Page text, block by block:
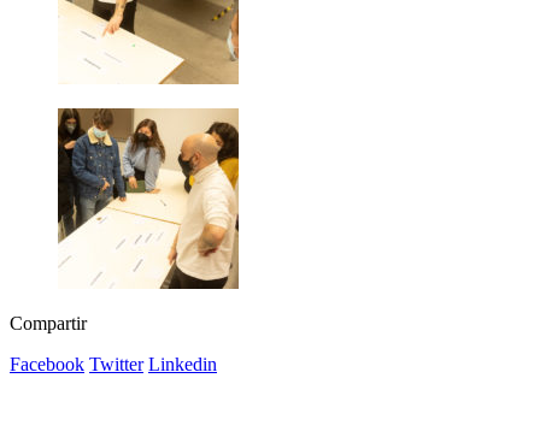
Compartir
Facebook Twitter Linkedin